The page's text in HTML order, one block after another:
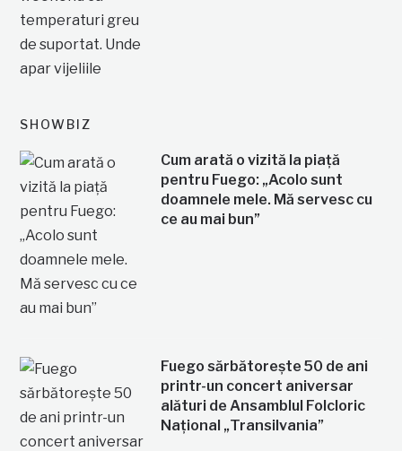
SHOWBIZ
Cum arată o vizită la piață
pentru Fuego: „Acolo sunt
doamnele mele. Mă servesc cu
ce au mai bun”
Fuego sărbătorește 50 de ani
printr-un concert aniversar
alături de Ansamblul Folcloric
Național „Transilvania”